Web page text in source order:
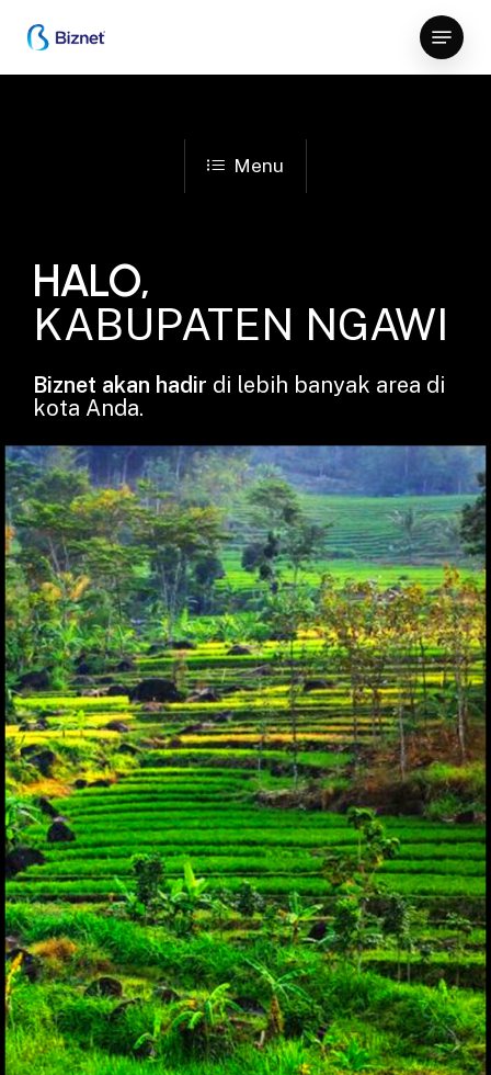
main
Menu
Menu
HALO,
KABUPATEN NGAWI
Biznet akan hadir di lebih banyak area di
kota Anda.